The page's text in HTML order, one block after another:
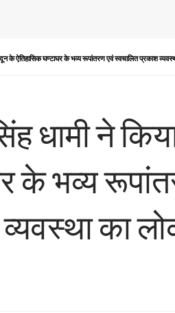
के ऐतिहासिक घण्टाघर के भव्य रूपांतरण एवं स्वचालित प्रकाश
धामी ने
के भव्य
का